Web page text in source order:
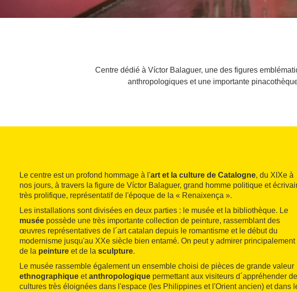
Centre dédié à Víctor Balaguer, une des figures
anthropologiques et une importante
Le centre est un profond hommage à l'art et la culture de Catalogne, du XIXe à
nos jours, à travers la figure de Víctor Balaguer, grand homme politique et
très prolifique, représentatif de l'époque de la « Renaixença ».
Les installations sont divisées en deux parties : le musée et la bibliothèque. Le
musée possède une très importante collection de peinture, rassemblant des
œuvres représentatives de l´art catalan depuis le romantisme et le début du
modernisme jusqu'au XXe siècle bien entamé. On peut y admirer principalement
de la peinture et de la sculpture.
Le musée rassemble également un ensemble choisi de pièces de grande valeur
ethnographique etanthropologique permettant aux visiteurs d´appréhender
cultures très éloignées dans l'espace (les Philippines et l'Orient ancien) et dans